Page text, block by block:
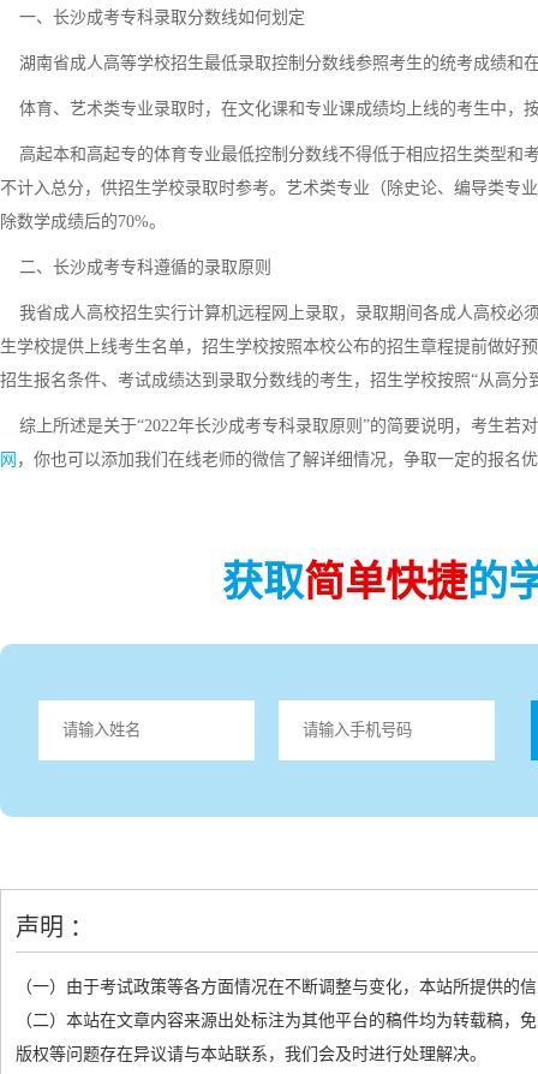
一、长沙成考专科录取分数线如何划定
湖南省成人高等学校招生最低录取控制分数线参照考生的统考成绩和
体育、艺术类专业录取时，在文化课和专业课成绩均上线的考生中，
高起本和高起专的体育专业最低控制分数线不得低于相应招生类型和
不计入总分，供招生学校录取时参考。艺术类专业（除史论、编导类专
除数学成绩后的70%。
二、长沙成考专科遵循的录取原则
我省成人高校招生实行计算机远程网上录取，录取期间各成人高校必
生学校提供上线考生名单，招生学校按照本校公布的招生章程提前做好
招生报名条件、考试成绩达到录取分数线的考生，招生学校按照“从高
综上所述是关于“2022年长沙成考专科录取原则”的简要说明，考生若
网 ，你也可以添加我们在线老师的微信了解详细情况，争取一定的报名
获取简单快捷的
声明 ：
（一）由于考试政策等各方面情况在不断调整与变化，本站所提供的
（二）本站在文章内容来源出处标注为其他平台的稿件均为转载稿
版权等问题存在异议请与本站联系，我们会及时进行处理解决。